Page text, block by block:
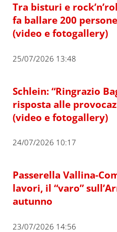
Tra bisturi e
fa ballare 200
(video e fotogallery)
25/07/2026 13:48
Schlein: “Ringrazio
risposta alle
(video e fotogallery)
24/07/2026 10:17
Passerella Vallina-
lavori, il “varo”
autunno
23/07/2026 14:56